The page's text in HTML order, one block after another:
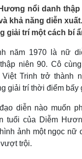
nổi danh
khả năng diễn
giải trí một cách bí
năm 1970 là nữ
niên 90. Cô
Việt Trinh trở thành
giải trí thời điểm bấy
diễn nào muốn
tuổi của Diễm
ảnh một ngọc nữ
trội.